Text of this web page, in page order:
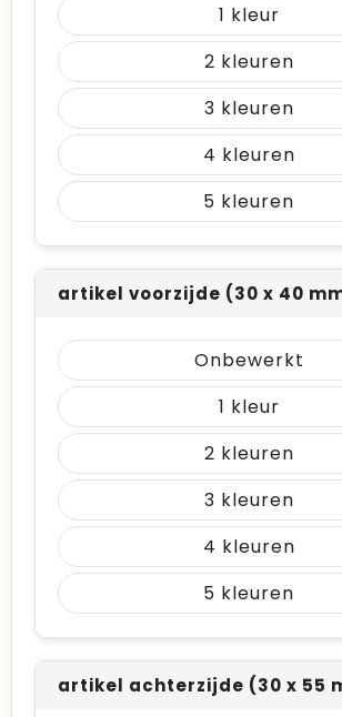
1
2
3
4
5
artikel voorzijde (30 x 40
Onbewerkt
1
2
3
4
5
artikel achterzijde (30 x 55